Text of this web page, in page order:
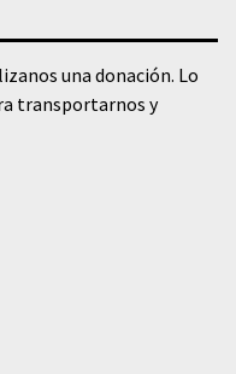
una donación. Lo
transportarnos y